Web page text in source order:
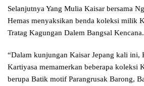
Selanjutnya Yang Mulia Kaisar bersama
Hemas menyaksikan benda koleksi milik
Tratag Kagungan Dalem Bangsal Kencana.
“Dalam kunjungan Kaisar Jepang kali ini,
Kartiyasa memamerkan beberapa koleksi
berupa Batik motif Parangrusak Barong,